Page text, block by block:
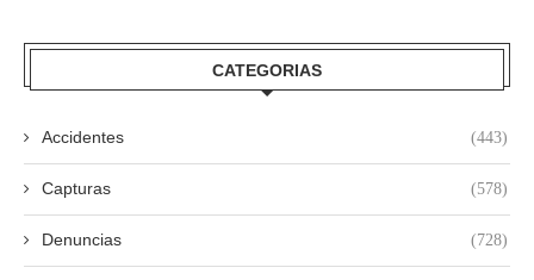
CATEGORIAS
Accidentes (443)
Capturas (578)
Denuncias (728)